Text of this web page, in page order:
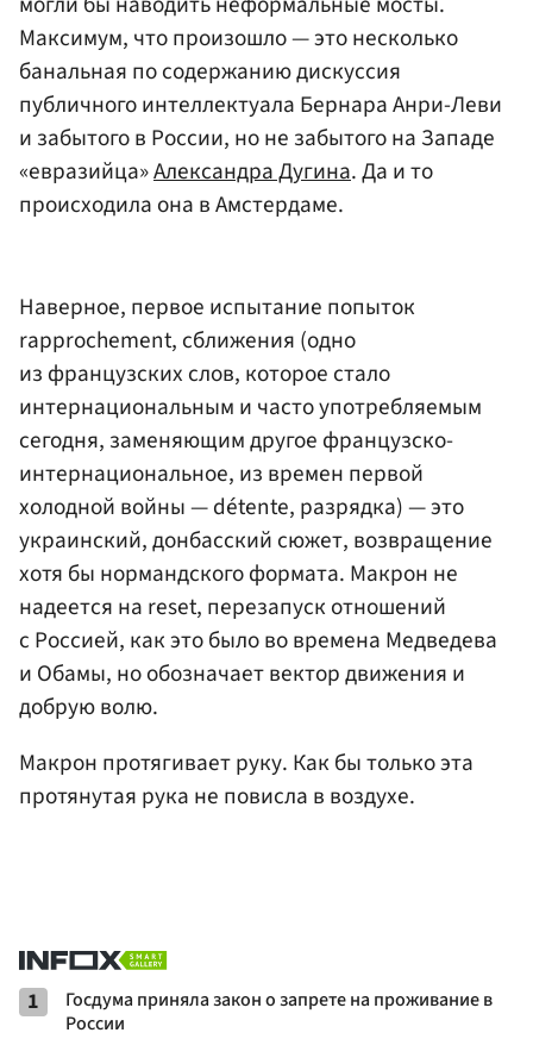
Максимум, что произошло — это несколько
банальная по содержанию дискуссия
публичного интеллектуала Бернара Анри-Леви
и забытого в России, но не забытого на Западе
«евразийца»Александра Дугина. Да и то
происходила она в Амстердаме.
Наверное, первое испытание попыток
rapprochement, сближения (одно
из французских слов, которое стало
интернациональным и часто употребляемым
сегодня, заменяющим другое французско-
интернациональное, из времен первой
холодной войны — détente, разрядка) — это
украинский, донбасский сюжет, возвращение
хотя бы нормандского формата. Макрон не
надеется на reset, перезапуск отношений
с Россией, как это было во времена Медведева
и Обамы, но обозначает вектор движения и
добрую волю.
Макрон протягивает руку. Как бы только эта
протянутая рука не повисла в воздухе.
1
Госдума приняла закон о запрете на проживание в
России